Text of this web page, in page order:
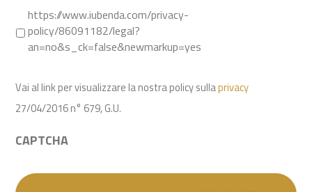
https://www.iubenda.com/privacy-
policy/86091182/legal?
an=no&s_ck=false&newmarkup=yes
Vai al link per visualizzare la nostra policy sullaprivacy
27/04/2016 n° 679, G.U.
CAPTCHA